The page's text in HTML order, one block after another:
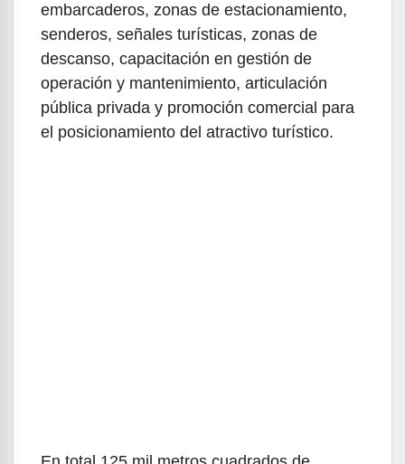
embarcaderos, zonas de estacionamiento,
senderos, señales turísticas, zonas de
descanso, capacitación en gestión de
operación y mantenimiento, articulación
pública privada y promoción comercial para
el posicionamiento del atractivo turístico.